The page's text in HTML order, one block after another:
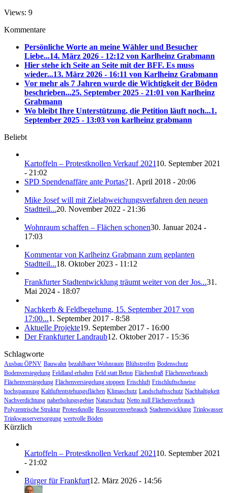
Views: 9
Kommentare
Persönliche Worte an meine Wähler und Besucher
Liebe...14. März 2026 - 12:12 von Karlheinz Grabmann
Hier stehe ich Seite an Seite mit der BFF. Es muss
wieder...13. März 2026 - 16:11 von Karlheinz Grabmann
Vor mehr als 7 Jahren wurde die Wichtigkeit der Böden
beschrieben...25. September 2025 - 21:01 von Karlheinz
Grabmann
Wo bleibt Ihre Unterstützung, die Petition läuft noch...1.
September 2025 - 13:03 von karlheinz grabmann
Beliebt
Kartoffeln – Protestknollen Verkauf 202110. September 2021
- 21:02
SPD Spendenaffäre ante Portas?1. April 2018 - 20:06
Mike Josef will mit Zielabweichungsverfahren den neuen
Stadtteil...20. November 2022 - 21:36
Wohnraum schaffen – Flächen schonen30. Januar 2024 -
17:03
Kommentar von Karlheinz Grabmann zum geplanten
Stadtteil...18. Oktober 2023 - 11:12
Frankfurter Stadtentwicklung träumt weiter von der Jos...31.
Mai 2024 - 18:07
Nachkerb & Feldbegehung, 15. September 2017 von
17:00...1. September 2017 - 8:58
Aktuelle Projekte19. September 2017 - 16:00
Der Frankfurter Landraub12. Oktober 2017 - 15:36
Schlagworte
Ausbau ÖPNV Bauwahn bezahlbarer Wohnraum Blühstreifen Bodenschutz
Bodenversiegelung Feldland erhalten Feld statt Beton Flächenfraß Flächenverbrauch
Flächenversiegelung Flächenversiegelung stoppen Frischluft Frischluftschneise
hochspannung Kaltluftentstehungsflächen Klimaschutz Landschaftsschutz Nachhaltigkeit
Nachverdichtung naherholungsgebiet Naturschutz Netto null Flächenverbrauch
Polyzentrische Struktur Protestknolle Ressourcenverbrauch Stadtentwicklung Trinkwasser
Trinkwasserversorgung wertvolle Böden
Kürzlich
Kartoffeln – Protestknollen Verkauf 202110. September 2021
- 21:02
Bürger für Frankfurt12. März 2026 - 14:56